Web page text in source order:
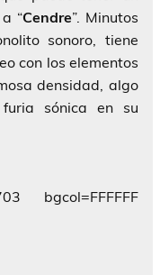
a “Cendre”. Minutos
sonoro, tiene
con los elementos
densidad, algo
sónica en su
bgcol=FFFFFF